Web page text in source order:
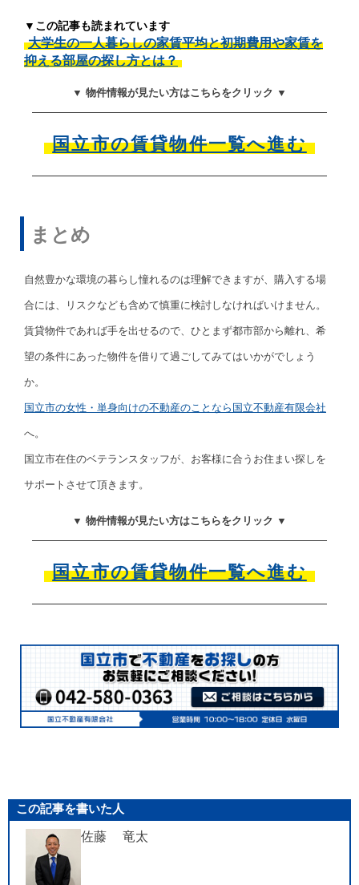
▼この記事も読まれています
大学生の一人暮らしの家賃平均と初期費用や家賃を
抑える部屋の探し方とは？
▼ 物件情報が見たい方はこちらをクリック ▼
国立市の賃貸物件一覧へ進む
まとめ
自然豊かな環境の暮らし憧れるのは理解できますが、購入する場
合には、リスクなども含めて慎重に検討しなければいけません。
賃貸物件であれば手を出せるので、ひとまず都市部から離れ、希
望の条件にあった物件を借りて過ごしてみてはいかがでしょう
か。
国立市の女性・単身向けの不動産のことなら国立不動産有限会社
へ。
国立市在住のベテランスタッフが、お客様に合うお住まい探しを
サポートさせて頂きます。
▼ 物件情報が見たい方はこちらをクリック ▼
国立市の賃貸物件一覧へ進む
この記事を書いた人
佐藤 竜太